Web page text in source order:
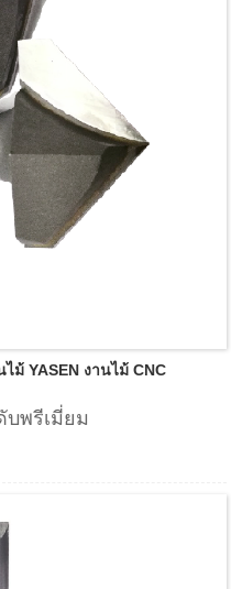
ม้ YASEN งานไม้ CNC
พรีเมี่ยม
ยี่ยม
องลามิเนตและเมลามีนที่
ข็งและวัสดุผสมไม้อื่นๆ
เราเตอร์ CNC, เครื่อง